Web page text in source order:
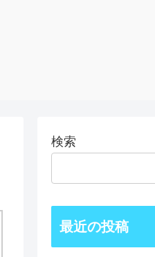
検索
最近の投稿